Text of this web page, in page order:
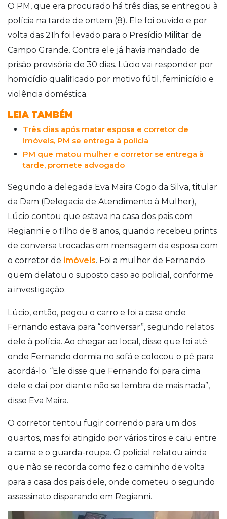
O PM, que era procurado há três dias, se entregou à
polícia na tarde de ontem (8). Ele foi ouvido e por
volta das 21h foi levado para o Presídio Militar de
Campo Grande. Contra ele já havia mandado de
prisão provisória de 30 dias. Lúcio vai responder por
homicídio qualificado por motivo fútil, feminicídio e
violência doméstica.
LEIA TAMBÉM
Três dias após matar esposa e corretor de
imóveis, PM se entrega à polícia
PM que matou mulher e corretor se entrega à
tarde, promete advogado
Segundo a delegada Eva Maira Cogo da Silva, titular
da Dam (Delegacia de Atendimento à Mulher),
Lúcio contou que estava na casa dos pais com
Regianni e o filho de 8 anos, quando recebeu prints
de conversa trocadas em mensagem da esposa com
o corretor de imóveis. Foi a mulher de Fernando
quem delatou o suposto caso ao policial, conforme
a investigação.
Lúcio, então, pegou o carro e foi a casa onde
Fernando estava para “conversar”, segundo relatos
dele à polícia. Ao chegar ao local, disse que foi até
onde Fernando dormia no sofá e colocou o pé para
acordá-lo. “Ele disse que Fernando foi para cima
dele e daí por diante não se lembra de mais nada”,
disse Eva Maira.
O corretor tentou fugir correndo para um dos
quartos, mas foi atingido por vários tiros e caiu entre
a cama e o guarda-roupa. O policial relatou ainda
que não se recorda como fez o caminho de volta
para a casa dos pais dele, onde cometeu o segundo
assassinato disparando em Regianni.